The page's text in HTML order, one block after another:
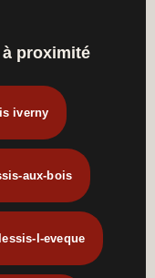
proximité
iverny
aux-bois
l-eveque